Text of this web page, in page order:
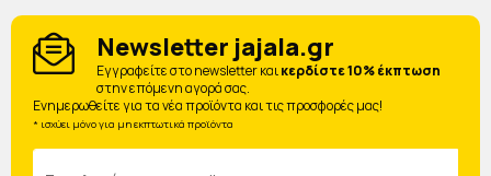
Newsletter jajala.gr
Eγγραφείτε στο newsletter καικερδίστε 10% έκπτωση
στην επόμενη αγορά σας.
Ενημερωθείτε για τα νέα προϊόντα και τις προσφορές μας!
* ισχύει μόνο για μη εκπτωτικά προϊόντα